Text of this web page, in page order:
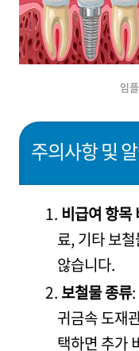
임
주의사항 및
비급여 항목
료, 기타 보
않습니다.
보철물 종류:
귀금속 도재
택하면 추가